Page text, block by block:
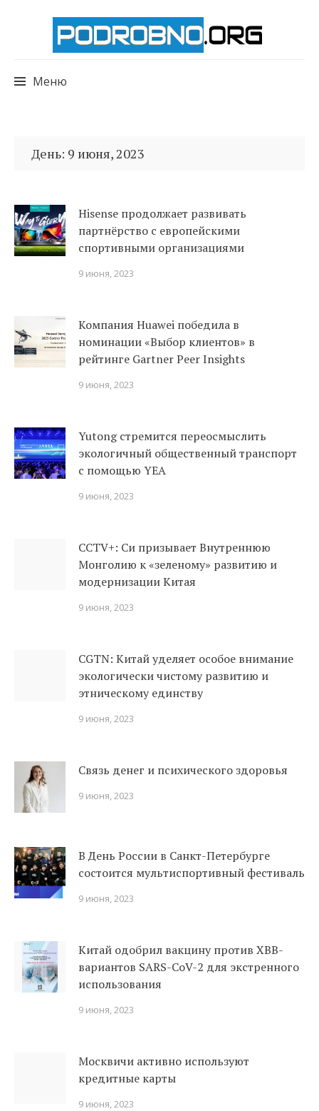
Меню
к
День: 9 июня, 2023
Hisense продолжает развивать
партнёрство с европейскими
спортивными организациями
9 июня, 2023
Компания Huawei победила в
номинации «Выбор клиентов» в
рейтинге Gartner Peer Insights
9 июня, 2023
Yutong стремится переосмыслить
экологичный общественный транспорт
с помощью YEA
9 июня, 2023
CCTV+: Си призывает Внутреннюю
Монголию к «зеленому» развитию и
модернизации Китая
9 июня, 2023
CGTN: Китай уделяет особое внимание
экологически чистому развитию и
этническому единству
9 июня, 2023
Связь денег и психического здоровья
9 июня, 2023
В День России в Санкт-Петербурге
состоится мультиспортивный фестиваль
9 июня, 2023
Китай одобрил вакцину против XBВ-
вариантов SARS-CoV-2 для экстренного
использования
9 июня, 2023
Москвичи активно используют
кредитные карты
9 июня, 2023